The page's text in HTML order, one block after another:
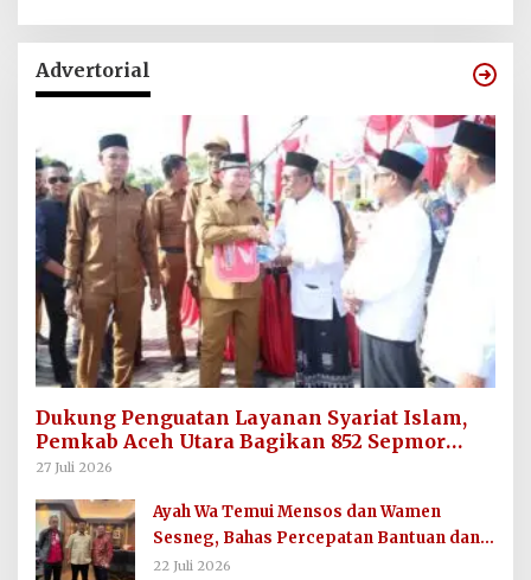
Advertorial
Dukung Penguatan Layanan Syariat Islam,
Pemkab Aceh Utara Bagikan 852 Sepmor
untuk Imum Gampong
27 Juli 2026
Ayah Wa Temui Mensos dan Wamen
Sesneg, Bahas Percepatan Bantuan dan
Dana Direktif Presiden
22 Juli 2026